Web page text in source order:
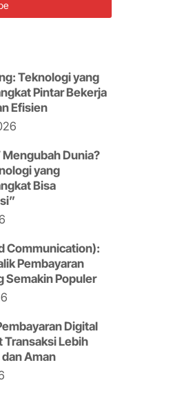
Teknologi yang
Pintar Bekerja
Efisien
Mengubah Dunia?
yang
Bisa
Communication):
Pembayaran
Semakin Populer
Digital
Transaksi Lebih
Aman